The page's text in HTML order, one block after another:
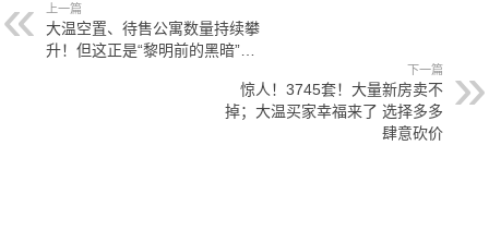
上一篇
大温空置、待售公寓数量持续攀
升！但这正是“黎明前的黑暗”…
下一篇
惊人！3745套！大量新房卖不
掉；大温买家幸福来了 选择多多
肆意砍价